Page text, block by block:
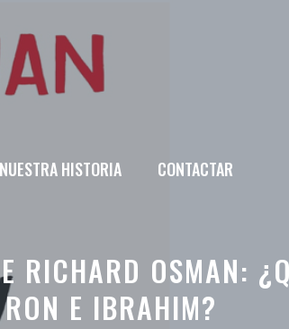
NUESTRA HISTORIA CONTACTAR
RICHARD OSMAN:
E IBRAHIM?